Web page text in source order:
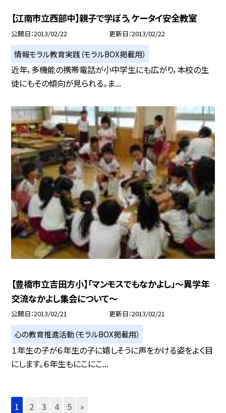
【江南市立西部中】親子で学ぼう，ケータイ安全教室
公開日 2013/02/22 更新日 2013/02/22
情報モラル教育実践（モラルBOX掲載用）
近年，多機能の携帯電話が小中学生にも広がり，本校の生
徒にもその傾向が見られる。ま...
【豊橋市立吉田方小】「マンモスでもなかよし」〜異学年
交流なかよし集会について〜
公開日 2013/02/21 更新日 2013/02/21
心の教育推進活動（モラルBOX掲載用）
１年生の子が６年生の子に嬉しそうに声をかける姿をよく目
にします。６年生もにこにこ...
1 2 3 4 5 »